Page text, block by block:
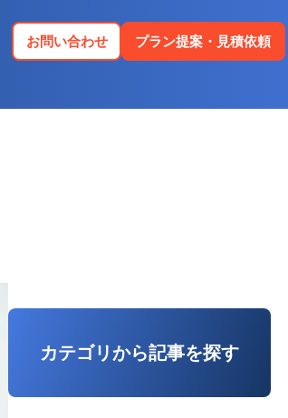
お問い合わせ プラン提案・見積依頼
カテゴリから記事を探す